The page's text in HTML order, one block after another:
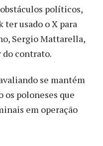
políticos,
ter usado o X para
Sergio Mattarella,
contrato.
se mantém
os poloneses que
em operação